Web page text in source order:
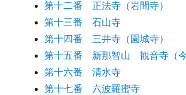
第十二番 正法寺（岩間寺）
第十三番 石山寺
第十四番 三井寺（園城寺）
第十五番 新那智山 観音寺（今
第十六番 清水寺
第十七番 六波羅蜜寺